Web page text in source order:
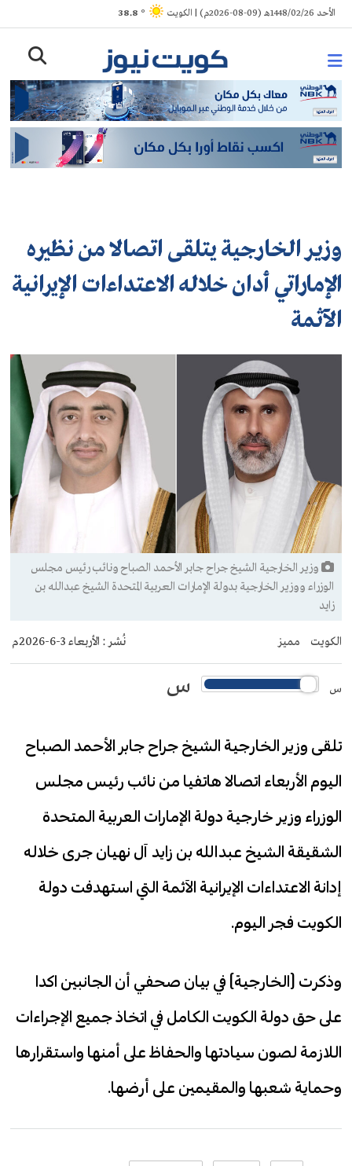
Skip
to
الأحد 1448/02/26هـ (09-08-2026م) | الكويت ° 38.8
وزير الخارجية يتلقى اتصالا من نظيره
الإماراتي أدان خلاله الاعتداءات الإيرانية
الآثمة
وزير الخارجية الشيخ جراح جابر الأحمد الصباح ونائب رئيس مجلس
الوزراء ووزير الخارجية بدولة الإمارات العربية المتحدة الشيخ عبدالله بن
زايد
الكويت مميز نُشر : الأربعاء 3-6-2026م
س س
تلقى وزير الخارجية الشيخ جراح جابر الأحمد الصباح
اليوم الأربعاء اتصالا هاتفيا من نائب رئيس مجلس
الوزراء وزير خارجية دولة الإمارات العربية المتحدة
الشقيقة الشيخ عبدالله بن زايد آل نهيان جرى خلاله
إدانة الاعتداءات الإيرانية الآثمة التي استهدفت دولة
الكويت فجر اليوم.
وذكرت (الخارجية) في بيان صحفي أن الجانبين اكدا
على حق دولة الكويت الكامل في اتخاذ جميع الإجراءات
اللازمة لصون سيادتها والحفاظ على أمنها واستقرارها
وحماية شعبها والمقيمين على أرضها.